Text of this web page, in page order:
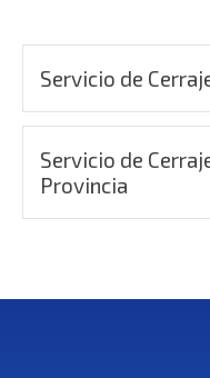
Servicio de
Servicio de
Provincia